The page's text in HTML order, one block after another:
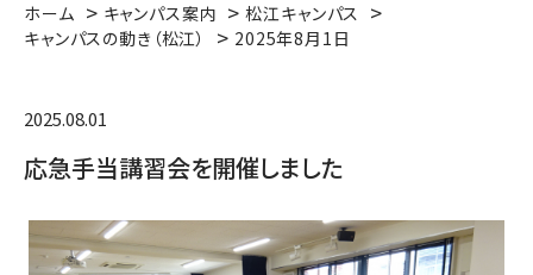
ホーム キャンパス案内
松江キャンパス
キャンパスの動き（松江）
2025年8月1日
2025.08.01
応急手当講習会を開催しました